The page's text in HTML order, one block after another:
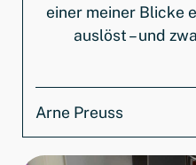
einer meiner Blicke
auslöst – und
Arne Preuss